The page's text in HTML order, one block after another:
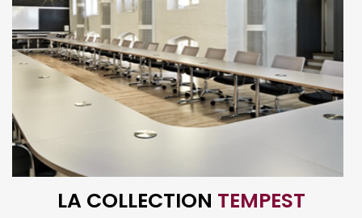
LA COLLECTION TEMPEST